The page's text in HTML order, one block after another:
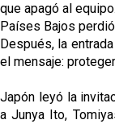
que apagó al
Países Bajos
Después, la
el mensaje:
Japón leyó la
a Junya Ito,